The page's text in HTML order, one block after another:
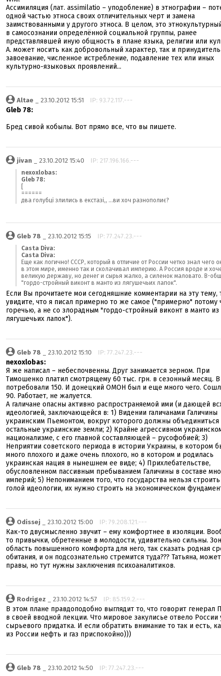
Ассимиляция (лат. assimilatio – уподобление) в этнографии –
одной частью этноса своих отличительных черт и замена
заимствованными у другого этноса. В целом, это
в самосознании определённой социальной группы, ранее
представлявшей иную общность в плане языка, религии или
А. может носить как добровольный характер, так и
завоевание, численное истребление, подавление тех или иных
культурно-языковых проявлений...
Altae _ 23.10.2012 15:51 IP: 93.72.117.---
Gleb 78:
Бред сивой кобылы. Вот прямо все, что вы пишете.
jivan _ 23.10.2012 15:40 IP: 217.196.166.---
nexoxlobas:
Gleb 78:
======
два голубці злились в екстазі,, ...ви хоч разнополиє?
Gleb 78 _ 23.10.2012 15:15 IP: 77.247.23.---
Casta Diva:
Casta Diva:
Еще как логично! СССР, который в отличие от России четко знал чего
в этом мире, именно так и сколачивал империю. А Россия вроде и
великую державу, но денег и сырья жалко, а силенок маловато. В-
"гордо-стройный виконт в манто из лягушечьих лапок".
Если Вы прочитаете мои сегодняшние комментарии на эту тему,
увидите, что я писал примерно то же самое ("примерно" потому
горечью, а не со злорадным "гордо-стройный виконт в манто из
лягушечьих лапок").
Gleb 78 _ 23.10.2012 15:10 IP: 77.247.23.---
nexoxlobas:
Я же написал – небеспочвенны. Друг занимается зерном. При
Тимошенко платил смотрящему 60 тыс. грн. в сезонный месяц. В
потребовали 150. И донецкий ОМОН был и еще много чего.
90. Работает, не жалуется.
А галичане опасны активно распространяемой ими (и дающей
идеологией, заключающейся в: 1) Видении галичанами Галичины
украинским Пьемонтом, вокруг которого должны объединиться
остальные украинские земли; 2) Крайне агрессивном
национализме, с его главной составляющей – русофобией; 3)
Неприятии советского периода в истории Украины, в котором
много плохого и даже очень плохого, но в котором и родилась
украинская нация в нынешнем ее виде; 4) Прихлебательстве,
обусловленном пассивным пребыванием Галичины в составе
империй; 5) Непониманием того, что государства нельзя
голой идеологии, их нужно строить на экономическом
Odissej _ 23.10.2012 15:00 IP: 79.208.121.---
Как-то двусмысленно звучит – ему комфортнее в изоляции.
то привычки, обретенные в молодости, удивительно сильны.
область повышенного комфорта для него, так сказать родная
обитания, и он подсознательно стремится туда??? Татьяна,
правы, но тут нужны заключения психоаналитиков.
Rodrigez _ 23.10.2012 14:57 IP: 85.159.2.---
В этом плане правдоподобно выглядит то, что говорит генерал
в своей вводной лекции. Что мировое закулисье отвело России
сырьевого придатка. И если обратить внимание то так и есть,
из России нефть и газ приспокойно)))
Gleb 78 _ 23.10.2012 14:50 IP: 77.247.23.---